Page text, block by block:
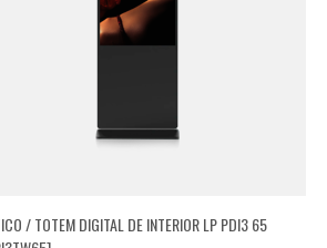
/ TOTEM DIGITAL DE INTERIOR LP PDI3 65